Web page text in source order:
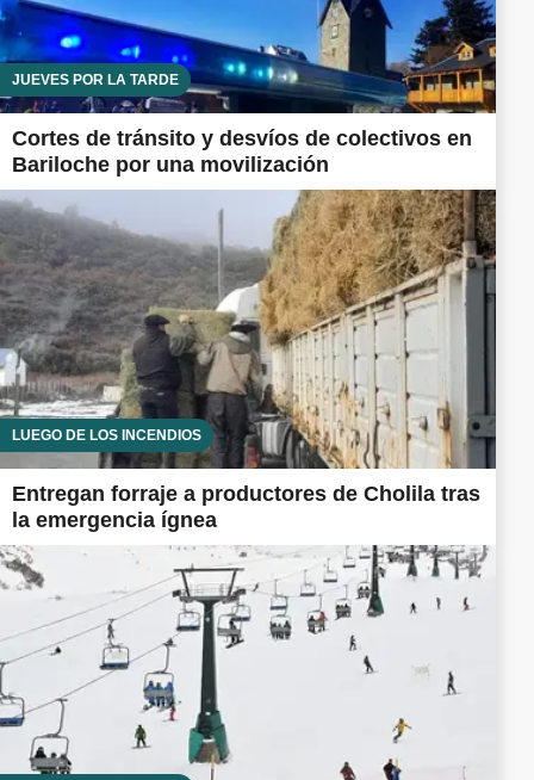
JUEVES POR LA TARDE
Cortes de tránsito y desvíos de colectivos en
Bariloche por una movilización
LUEGO DE LOS INCENDIOS
Entregan forraje a productores de Cholila tras
la emergencia ígnea